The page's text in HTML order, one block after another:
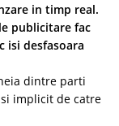
in timp real.
publicitare fac
isi desfasoara
dintre parti
implicit de catre